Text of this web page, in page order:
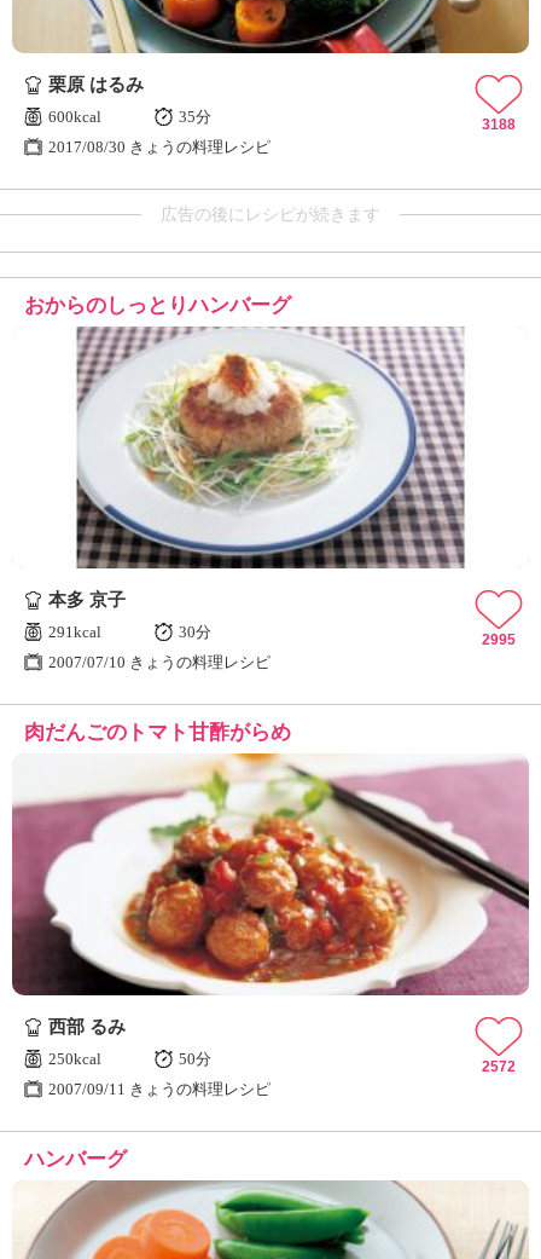
栗原 はるみ
600kcal
35分
2017/08/30 きょうの料理レシピ
3188
広告の後にレシピが続きます
おからのしっとりハンバーグ
本多 京子
291kcal
30分
2007/07/10 きょうの料理レシピ
2995
肉だんごのトマト甘酢がらめ
西部 るみ
250kcal
50分
2007/09/11 きょうの料理レシピ
2572
ハンバーグ